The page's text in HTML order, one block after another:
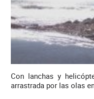
Con lanchas y
arrastrada por las olas